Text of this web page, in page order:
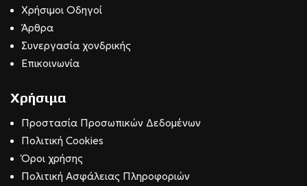
Χρήσιμοι Οδηγοί
Άρθρα
Συνεργασία χονδρικής
Επικοινωνία
Χρήσιμα
Προστασία Προσωπικών Δεδομένων
Πολιτική Cookies
Όροι χρήσης
Πολιτική Ασφάλειας Πληροφοριών